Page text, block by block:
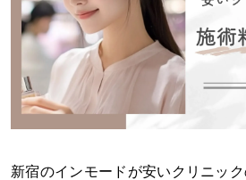
新宿のインモードが安いクリニック